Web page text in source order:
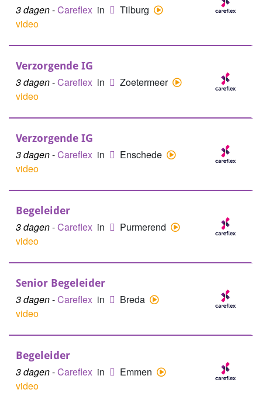
3 dagen-Careflex in
Tilburg
video
Verzorgende IG
3 dagen-Careflex in
Zoetermeer
video
Verzorgende IG
3 dagen-Careflex in
Enschede
video
Begeleider
3 dagen-Careflex in
Purmerend
video
Senior Begeleider
3 dagen-Careflex in
Breda
video
Begeleider
3 dagen-Careflex in
Emmen
video